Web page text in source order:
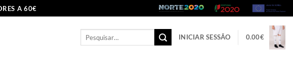
A 60€
Pesquisar
INICIAR SESSÃO 0.00€